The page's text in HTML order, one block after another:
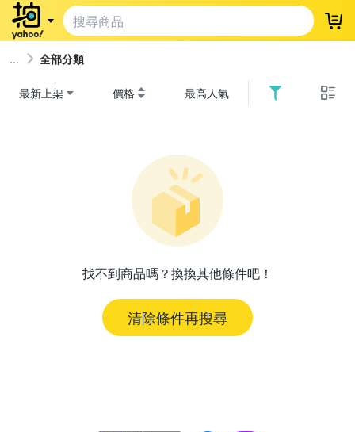
登
全部分類
最新上架 價格 最高人氣
找不到商品嗎？換換其他條件吧！
清除條件再搜尋